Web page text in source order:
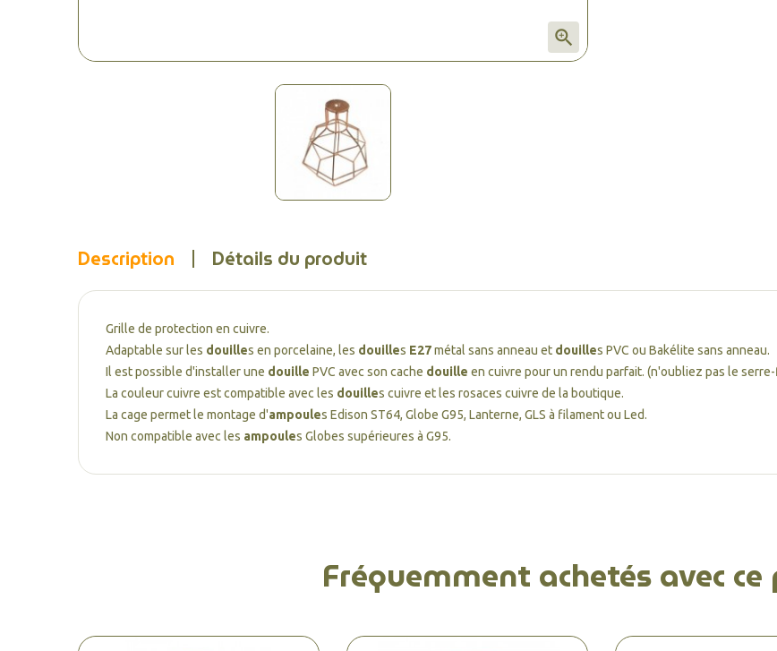

Description Détails du produit
Grille de protection en cuivre.
Adaptable sur les douilles en porcelaine, les douilles E27métal sans anneau et douilles PVC ou Bakélite sans anneau.
Il est possible d'installer une douille PVC avec son cache douille en cuivre pour un rendu parfait. (n'oubliez pas le
La couleur cuivre est compatible avec les douilles cuivre et les rosaces cuivre de la boutique.
La cage permet le montage d'ampoules Edison ST64, Globe G95, Lanterne, GLS à filament ou Led.
Non compatible avec les ampoules Globes supérieures à G95.
Fréquemment achetés avec